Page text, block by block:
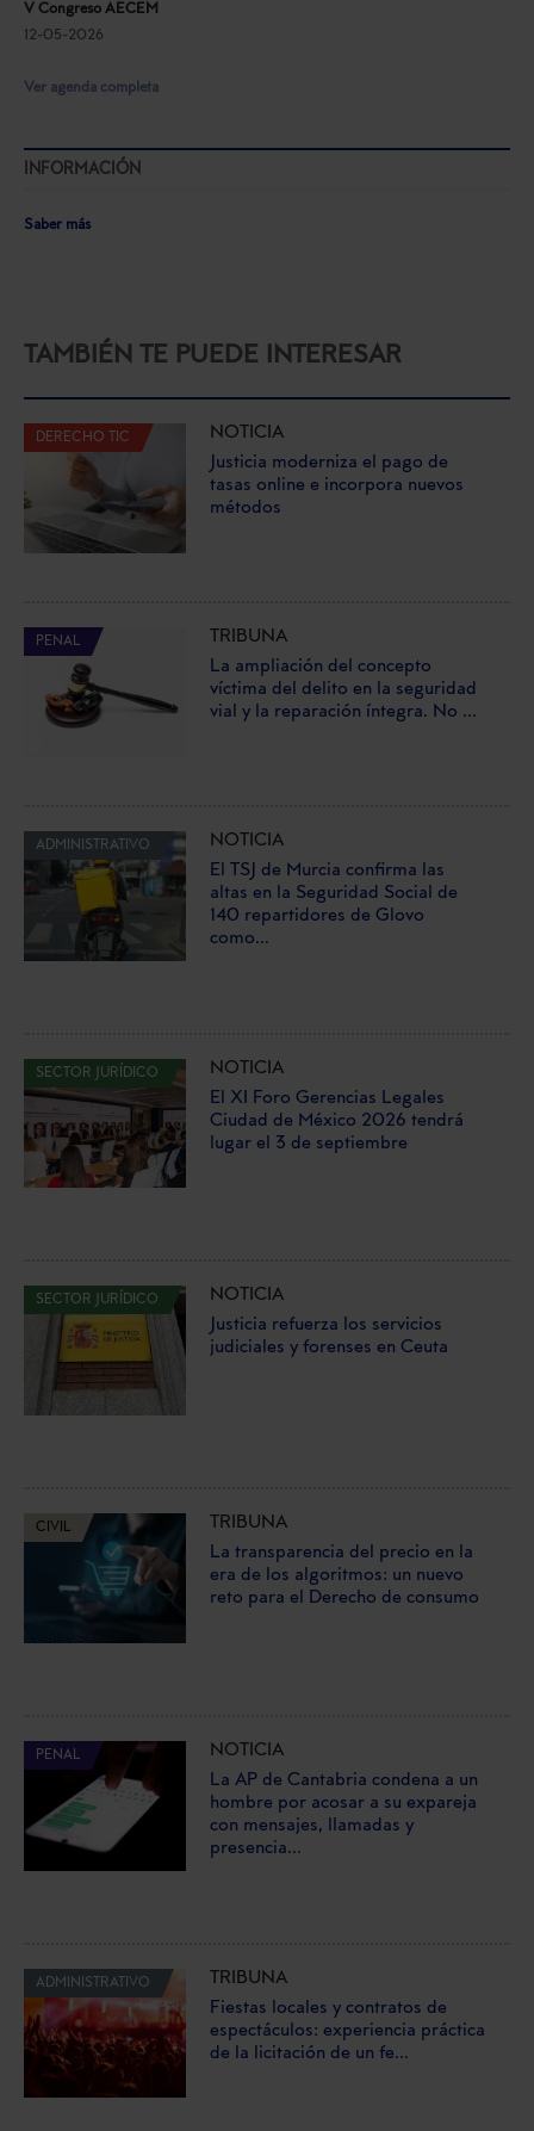
V Congreso AECEM
12-05-2026
Ver agenda completa
INFORMACIÓN
Saber más
TAMBIÉN TE PUEDE INTERESAR
DERECHO TIC
NOTICIA
Justicia moderniza el pago de
tasas online e incorpora nuevos
métodos
PENAL
TRIBUNA
La ampliación del concepto
víctima del delito en la seguridad
vial y la reparación íntegra. No ...
ADMINISTRATIVO
NOTICIA
El TSJ de Murcia confirma las
altas en la Seguridad Social de
140 repartidores de Glovo
como...
SECTOR JURÍDICO
NOTICIA
El XI Foro Gerencias Legales
Ciudad de México 2026 tendrá
lugar el 3 de septiembre
SECTOR JURÍDICO
NOTICIA
Justicia refuerza los servicios
judiciales y forenses en Ceuta
CIVIL
TRIBUNA
La transparencia del precio en la
era de los algoritmos: un nuevo
reto para el Derecho de consumo
PENAL
NOTICIA
La AP de Cantabria condena a un
hombre por acosar a su expareja
con mensajes, llamadas y
presencia...
ADMINISTRATIVO
TRIBUNA
Fiestas locales y contratos de
espectáculos: experiencia práctica
de la licitación de un fe...